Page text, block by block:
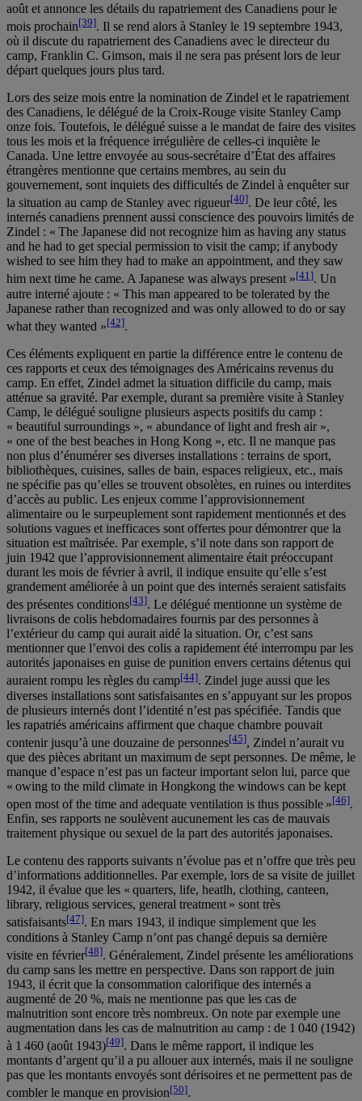
août et annonce les détails du rapatriement des Canadiens pour le
mois prochain[39]. Il se rend alors à Stanley le 19 septembre 1943,
où il discute du rapatriement des Canadiens avec le directeur du
camp, Franklin C. Gimson, mais il ne sera pas présent lors de leur
départ quelques jours plus tard.
Lors des seize mois entre la nomination de Zindel et le rapatriement
des Canadiens, le délégué de la Croix-Rouge visite Stanley Camp
onze fois. Toutefois, le délégué suisse a le mandat de faire des visites
tous les mois et la fréquence irrégulière de celles-ci inquiète le
Canada. Une lettre envoyée au sous-secrétaire d’État des affaires
étrangères mentionne que certains membres, au sein du
gouvernement, sont inquiets des difficultés de Zindel à enquêter sur
la situation au camp de Stanley avec rigueur[40]. De leur côté, les
internés canadiens prennent aussi conscience des pouvoirs limités de
Zindel : « The Japanese did not recognize him as having any status
and he had to get special permission to visit the camp; if anybody
wished to see him they had to make an appointment, and they saw
him next time he came. A Japanese was always present »[41]. Un
autre interné ajoute : « This man appeared to be tolerated by the
Japanese rather than recognized and was only allowed to do or say
what they wanted »[42].
Ces éléments expliquent en partie la différence entre le contenu de
ces rapports et ceux des témoignages des Américains revenus du
camp. En effet, Zindel admet la situation difficile du camp, mais
atténue sa gravité. Par exemple, durant sa première visite à Stanley
Camp, le délégué souligne plusieurs aspects positifs du camp :
« beautiful surroundings », « abundance of light and fresh air »,
« one of the best beaches in Hong Kong », etc. Il ne manque pas
non plus d’énumérer ses diverses installations : terrains de sport,
bibliothèques, cuisines, salles de bain, espaces religieux, etc., mais
ne spécifie pas qu’elles se trouvent obsolètes, en ruines ou interdites
d’accès au public. Les enjeux comme l’approvisionnement
alimentaire ou le surpeuplement sont rapidement mentionnés et des
solutions vagues et inefficaces sont offertes pour démontrer que la
situation est maîtrisée. Par exemple, s’il note dans son rapport de
juin 1942 que l’approvisionnement alimentaire était préoccupant
durant les mois de février à avril, il indique ensuite qu’elle s’est
grandement améliorée à un point que des internés seraient satisfaits
des présentes conditions[43]. Le délégué mentionne un système de
livraisons de colis hebdomadaires fournis par des personnes à
l’extérieur du camp qui aurait aidé la situation. Or, c’est sans
mentionner que l’envoi des colis a rapidement été interrompu par les
autorités japonaises en guise de punition envers certains détenus qui
auraient rompu les règles du camp[44]. Zindel juge aussi que les
diverses installations sont satisfaisantes en s’appuyant sur les propos
de plusieurs internés dont l’identité n’est pas spécifiée. Tandis que
les rapatriés américains affirment que chaque chambre pouvait
contenir jusqu’à une douzaine de personnes[45], Zindel n’aurait vu
que des pièces abritant un maximum de sept personnes. De même, le
manque d’espace n’est pas un facteur important selon lui, parce que
« owing to the mild climate in Hongkong the windows can be kept
open most of the time and adequate ventilation is thus possible »[46].
Enfin, ses rapports ne soulèvent aucunement les cas de mauvais
traitement physique ou sexuel de la part des autorités japonaises.
Le contenu des rapports suivants n’évolue pas et n’offre que très peu
d’informations additionnelles. Par exemple, lors de sa visite de juillet
1942, il évalue que les « quarters, life, heatlh, clothing, canteen,
library, religious services, general treatment » sont très
satisfaisants[47]. En mars 1943, il indique simplement que les
conditions à Stanley Camp n’ont pas changé depuis sa dernière
visite en février[48]. Généralement, Zindel présente les améliorations
du camp sans les mettre en perspective. Dans son rapport de juin
1943, il écrit que la consommation calorifique des internés a
augmenté de 20 %, mais ne mentionne pas que les cas de
malnutrition sont encore très nombreux. On note par exemple une
augmentation dans les cas de malnutrition au camp : de 1 040 (1942)
à 1 460 (août 1943)[49]. Dans le même rapport, il indique les
montants d’argent qu’il a pu allouer aux internés, mais il ne souligne
pas que les montants envoyés sont dérisoires et ne permettent pas de
combler le manque en provision[50].